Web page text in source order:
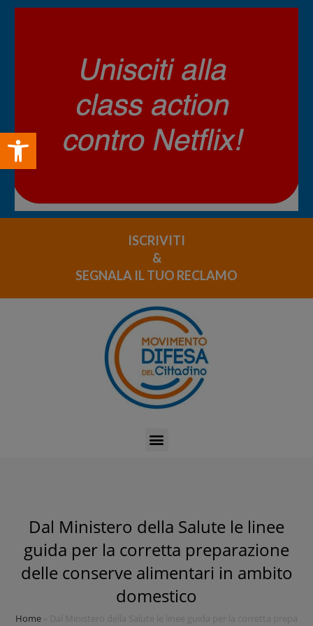
Open toolbar
ISCRIVITI
&
SEGNALA IL TUO RECLAMO
Dal Ministero della Salute le linee
guida per la corretta preparazione
delle conserve alimentari in ambito
domestico
Home Dal Ministero della Salute le linee guida per la corretta